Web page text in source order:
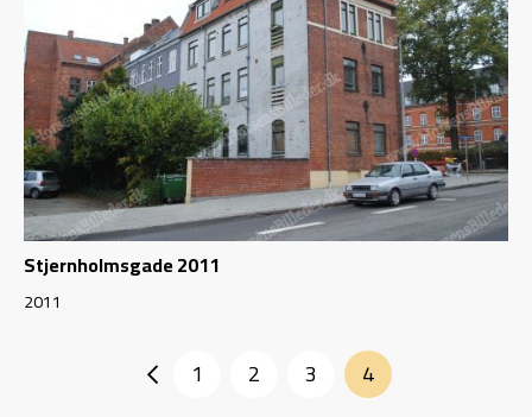
Stjernholmsgade 2011
2011
1 2 3 4